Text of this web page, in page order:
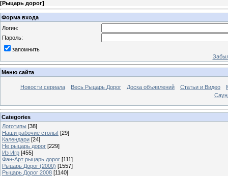
[Рыцарь дорог]
Форма входа
Логин:
Пароль:
запомнить
Меню сайта
Новости сериала Весь Рыцарь Дорог Доска объявлений Статьи и Видео
Categories
Логотипы [38]
Наши рабочие столы! [29]
Календари [24]
Не рыцарь дорог [229]
Из Игр [455]
Фан-Арт рыцарь дорог [111]
Рыцарь Дорог (2000) [1557]
Рыцарь Дорог 2008 [1140]